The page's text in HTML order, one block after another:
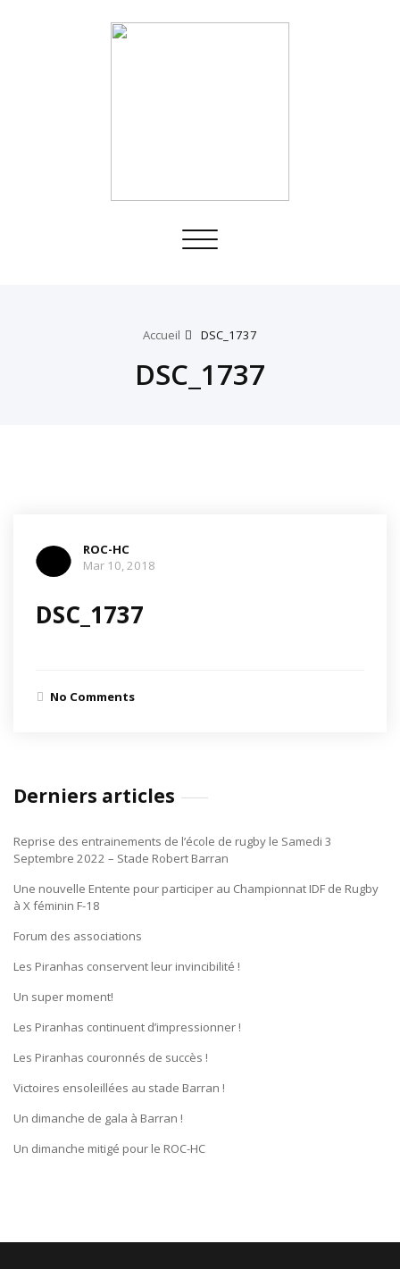
Toggle
Accueil DSC_1737
DSC_1737
ROC-HC
Mar 10, 2018
DSC_1737
No Comments
Derniers articles
Reprise des entrainements de l’école de rugby le Samedi 3
Septembre 2022 – Stade Robert Barran
Une nouvelle Entente pour participer au Championnat IDF de Rugby
à X féminin F-18
Forum des associations
Les Piranhas conservent leur invincibilité !
Un super moment!
Les Piranhas continuent d’impressionner !
Les Piranhas couronnés de succès !
Victoires ensoleillées au stade Barran !
Un dimanche de gala à Barran !
Un dimanche mitigé pour le ROC-HC